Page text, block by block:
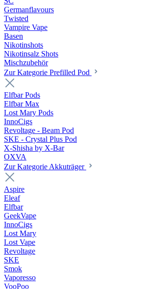
Germanflavours
Twisted
Vampire Vape
Basen
Nikotinshots
Nikotinsalz Shots
Mischzubehör
Zur Kategorie Prefilled Pod
Elfbar Pods
Elfbar Max
Lost Mary Pods
InnoCigs
Revoltage - Beam Pod
SKE - Crystal Plus Pod
X-Shisha by X-Bar
OXVA
Zur Kategorie Akkuträger
Aspire
Eleaf
Elfbar
GeekVape
InnoCigs
Lost Mary
Lost Vape
Revoltage
SKE
Smok
Vaporesso
VooPoo